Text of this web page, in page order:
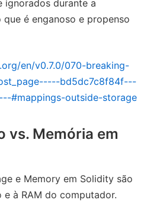
ignorados durante a
é enganoso e propenso
en/v0.7.0/070-breaking-
bd5dc7c8f84f---
outside-storage
vs. Memória em
e Memory em Solidity são
à RAM do computador.